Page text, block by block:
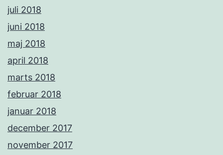
juli 2018
juni 2018
maj 2018
april 2018
marts 2018
februar 2018
januar 2018
december 2017
november 2017